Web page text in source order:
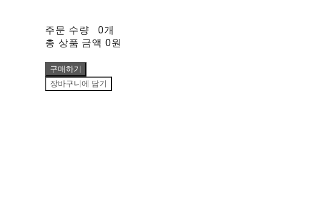
주문 수량
0개
총 상품 금액 0원
구매하기
장바구니에 담기